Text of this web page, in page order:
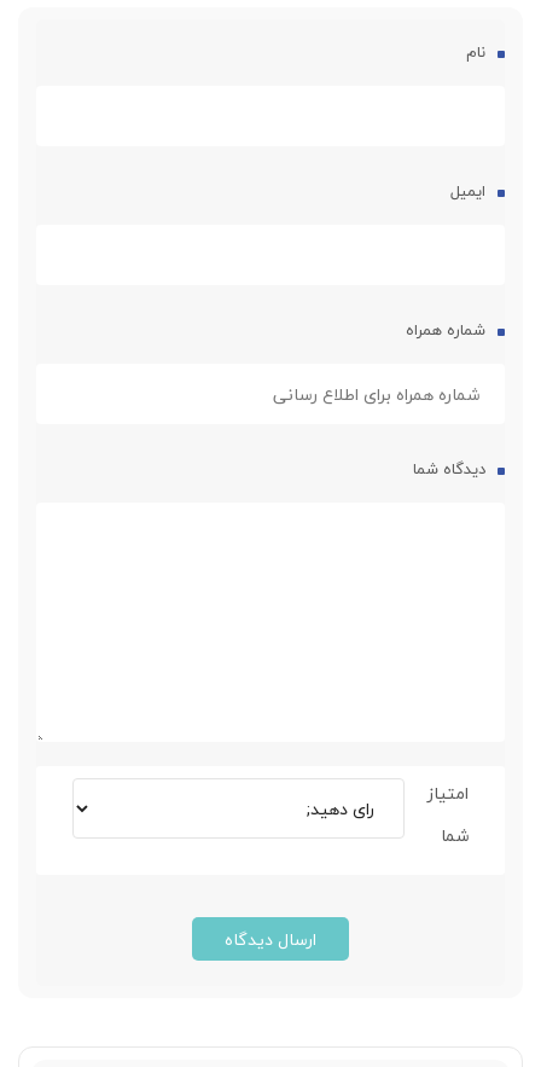
مناسب استفاده سیستم های اتولوگ PRP
نام
ایمیل
شماره همراه
دیدگاه شما
امتیاز
شما
ارسال دیدگاه